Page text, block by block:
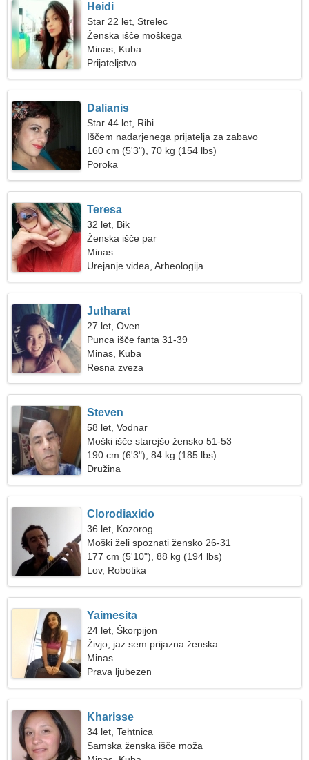
Heidi
Star 22 let, Strelec
Ženska išče moškega
Minas, Kuba
Prijateljstvo
Dalianis
Star 44 let, Ribi
Iščem nadarjenega prijatelja za zabavo
160 cm (5'3"), 70 kg (154 lbs)
Poroka
Teresa
32 let, Bik
Ženska išče par
Minas
Urejanje videa, Arheologija
Jutharat
27 let, Oven
Punca išče fanta 31-39
Minas, Kuba
Resna zveza
Steven
58 let, Vodnar
Moški išče starejšo žensko 51-53
190 cm (6'3"), 84 kg (185 lbs)
Družina
Clorodiaxido
36 let, Kozorog
Moški želi spoznati žensko 26-31
177 cm (5'10"), 88 kg (194 lbs)
Lov, Robotika
Yaimesita
24 let, Škorpijon
Živjo, jaz sem prijazna ženska
Minas
Prava ljubezen
Kharisse
34 let, Tehtnica
Samska ženska išče moža